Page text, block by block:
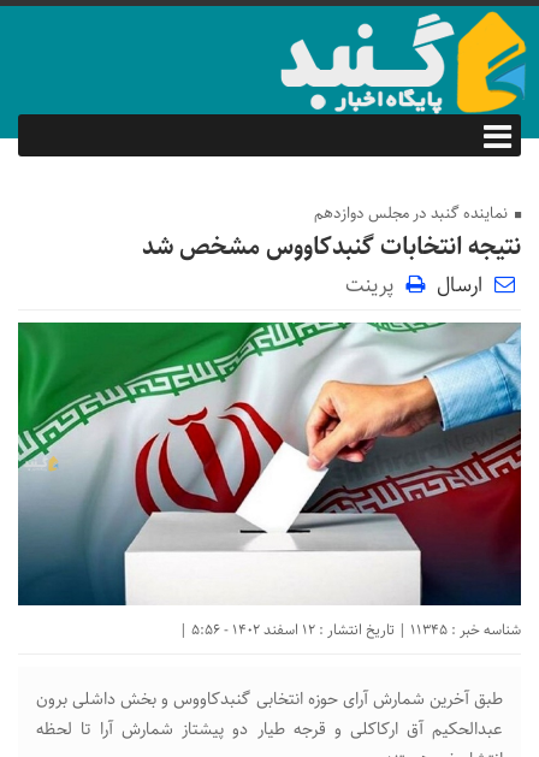
نماینده گنبد در مجلس دوازدهم
نتیجه انتخابات گنبدکاووس مشخص شد
ارسال پرینت
شناسه خبر : 11345 | تاریخ انتشار : 12 اسفند 1402 - 5:56 |
طبق آخرین شمارش آرای حوزه انتخابی گنبدکاووس و بخش داشلی برون
عبدالحکیم آق ارکاکلی و قرجه طیار دو پیشتاز شمارش آرا تا لحظه